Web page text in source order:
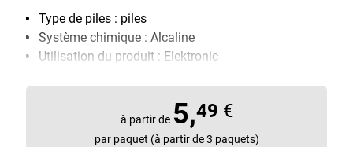
Type de piles : piles
Système chimique : Alcaline
Utilisation du produit : Elektronic
à partir de 5,49 €
par paquet (à partir de 3 paquets)